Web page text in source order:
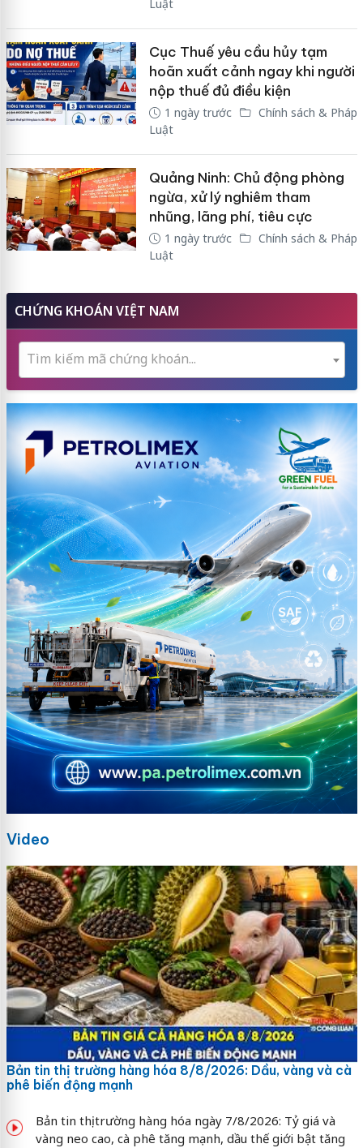
Luật
Cục Thuế yêu cầu hủy tạm
hoãn xuất cảnh ngay khi người
nộp thuế đủ điều kiện
1 ngày trước
Chính sách & Pháp
Luật
Quảng Ninh: Chủ động phòng
ngừa, xử lý nghiêm tham
nhũng, lãng phí, tiêu cực
1 ngày trước
Chính sách & Pháp
Luật
CHỨNG KHOÁN VIỆT NAM
Tìm kiếm mã chứng khoán...
Video
Bản tin thị trường hàng hóa 8/8/2026: Dầu, vàng và cà
phê biến động mạnh
Bản tin thị trường hàng hóa ngày 7/8/2026: Tỷ giá và
vàng neo cao, cà phê tăng mạnh, dầu thế giới bật tăng